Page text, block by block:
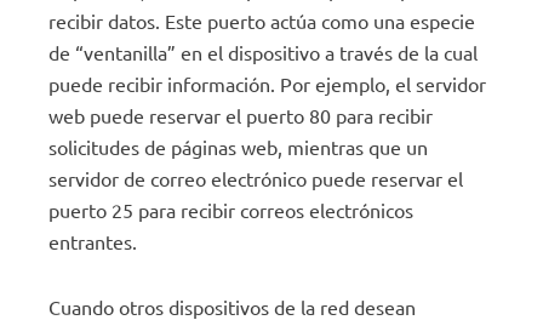
recibir datos. Este puerto actúa como una especie
de “ventanilla” en el dispositivo a través de la cual
puede recibir información. Por ejemplo, el servidor
web puede reservar el puerto 80 para recibir
solicitudes de páginas web, mientras que un
servidor de correo electrónico puede reservar el
puerto 25 para recibir correos electrónicos
entrantes.
Cuando otros dispositivos de la red desean